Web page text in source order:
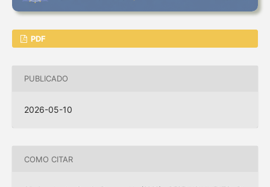
PDF
PUBLICADO
2026-05-10
COMO CITAR